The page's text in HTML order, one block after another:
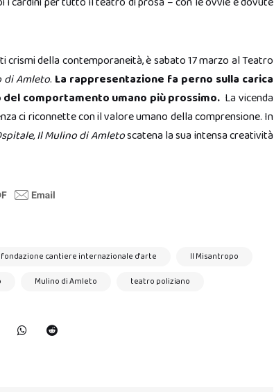
della contemporaneità, è sabato 17 marzo al Teatro
di Amleto. La rappresentazione fa perno sulla carica
comportamento umano più prossimo. La vicenda
ci riconnette con il valore umano della comprensione. In
Il Mulino di Amletoscatena la sua intensa creatività
fondazione cantiere internazionale d'arte
Il Misantropo
Mulino di Amleto teatro poliziano